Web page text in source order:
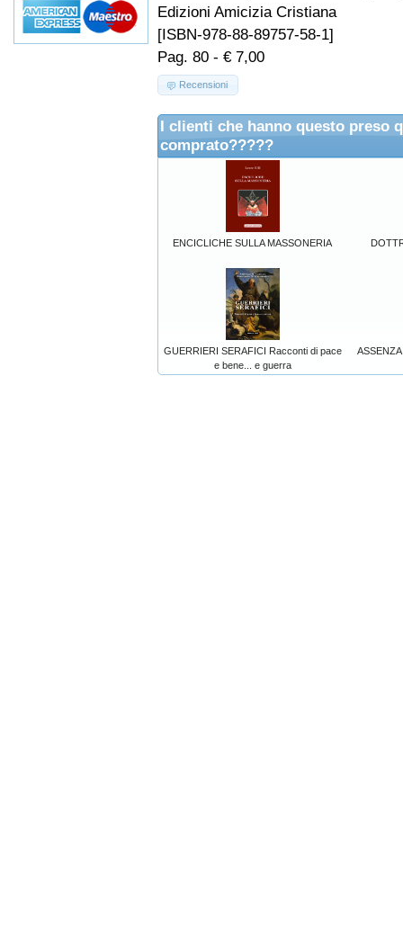
Edizioni Amicizia Cristiana
[ISBN-978-88-89757-58-1]
Pag. 80 - € 7,00
Recensioni
I clienti che hanno questo preso
comprato?????
ENCICLICHE SULLA MASSONERIA
GUERRIERI SERAFICI Racconti di pace
e bene... e guerra